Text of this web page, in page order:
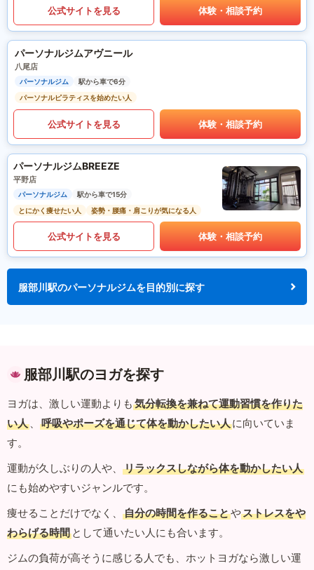
公式サイトを見る 体験・相談予約
パーソナルジムアヴニール
八尾店
パーソナルジム
駅から車で6分
パーソナルピラティスを始めたい人
公式サイトを見る 体験・相談予約
パーソナルジムBREEZE
平野店
パーソナルジム
駅から車で15分
とにかく痩せたい人
姿勢・腰痛・肩こりが気になる人
公式サイトを見る 体験・相談予約
服部川駅のパーソナルジムを目的別に探す
服部川駅のヨガを探す
ヨガは、激しい運動よりも 気分転換を兼ねて運動習慣を作りた
い人 、 呼吸やポーズを通じて体を動かしたい人に向いていま
す。
運動が久しぶりの人や、
リラックスしながら体を動かしたい人
にも始めやすいジャンルです。
痩せることだけでなく、
自分の時間を作ることやストレスをや
わらげる時間 として通いたい人にも合います。
ジムの負荷が高そうに感じる人でも、ホットヨガなら激しい運